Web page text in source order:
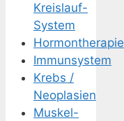
Kreislauf-
System
Hormontherapie
Immunsystem
Krebs /
Neoplasien
Muskel-